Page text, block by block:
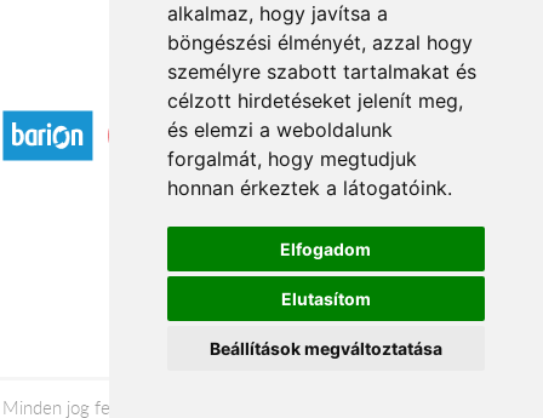
alkalmaz, hogy javítsa a
böngészési élményét, azzal hogy
személyre szabott tartalmakat és
célzott hirdetéseket jelenít meg,
és elemzi a weboldalunk
forgalmát, hogy megtudjuk
honnan érkeztek a látogatóink.
Elfogadom
Elutasítom
Beállítások megváltoztatása
Elfogadott fizetési módok
Á.SZ.F.
Impresszum
Adatkezelési tájékoztató
Minden jog fenntartva © 2026 |